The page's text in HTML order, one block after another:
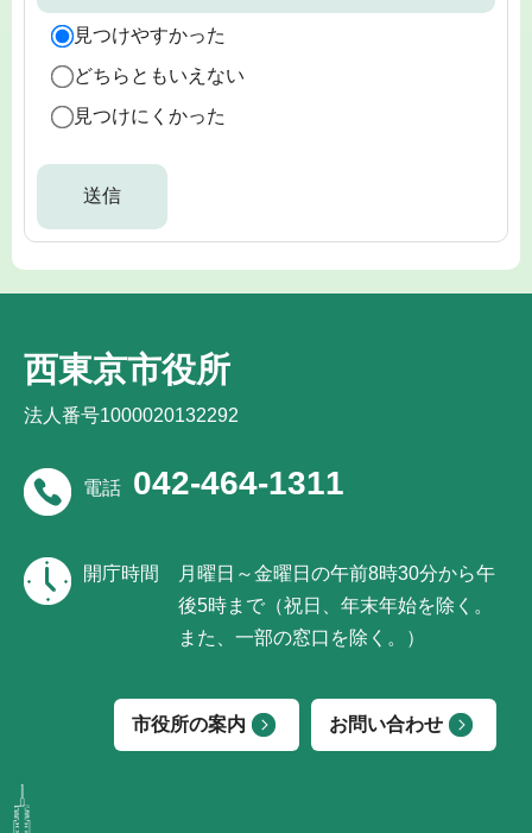
見つけやすかった
どちらともいえない
見つけにくかった
西東京市役所
法人番号1000020132292
電話 042-464-1311
開庁時間
月曜日～金曜日の午前8時30分から午
後5時まで（祝日、年末年始を除く。
また、一部の窓口を除く。）
市役所の案内 お問い合わせ